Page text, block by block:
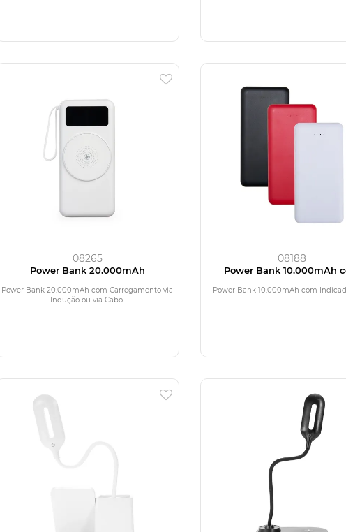
08265
Power Bank 20.000mAh
Power Bank 20.000mAh com Carregamento via
Indução ou via Cabo.
08188
Power Bank 10.000mAh
Power Bank 10.000mAh com